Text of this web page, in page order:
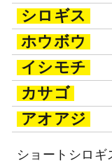
シロギス
ホウボウ
イシモチ
カサゴ
アオアジ
ショートシロギ